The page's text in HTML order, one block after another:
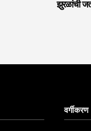
झुरळांची
वर्गीकरण